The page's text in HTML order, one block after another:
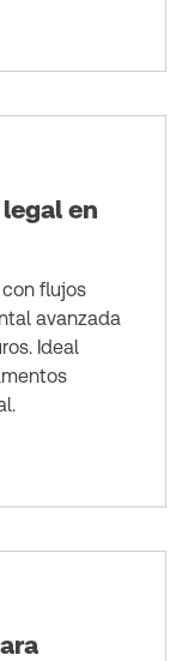
en
flujos
avanzada
Ideal